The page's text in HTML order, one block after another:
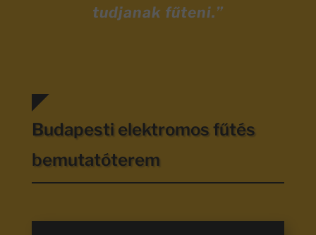
tudjanak fűteni.”
Budapesti elektromos fűtés
bemutatóterem